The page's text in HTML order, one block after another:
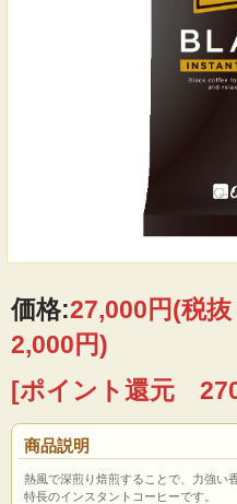
価格:27,000円(税
2,000円)
[ポイント還元
商品説明
熱風で深煎り焙煎することで、力強い
特長のインスタントコーヒーです。